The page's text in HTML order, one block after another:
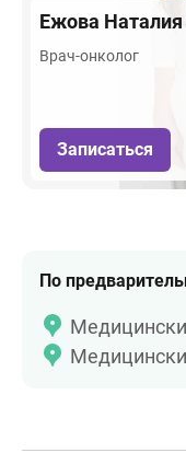
Ежова Наталия
Врач-онколог
Записаться
По